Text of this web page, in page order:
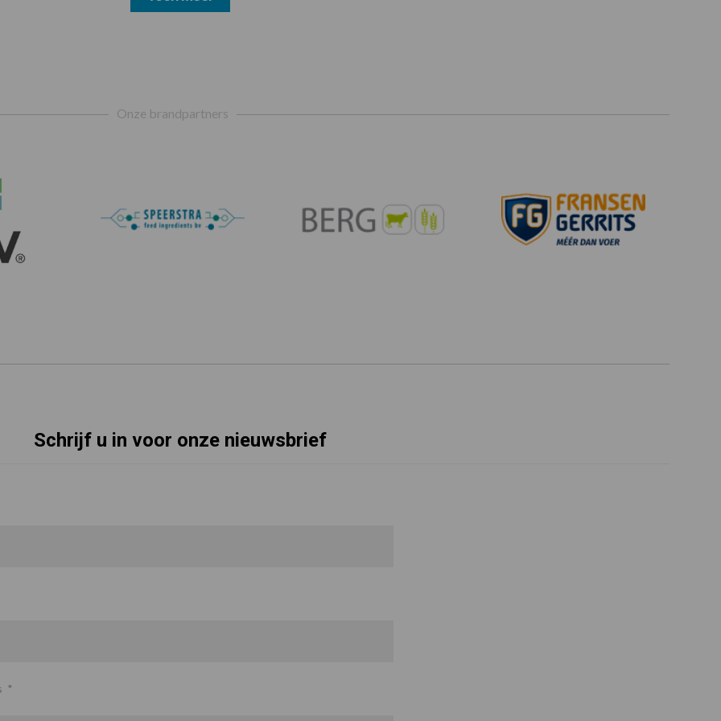
Onze brandpartners
Schrijf u in voor onze nieuwsbrief
*